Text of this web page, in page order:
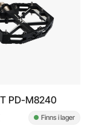
PD-M8240
Finns i lager